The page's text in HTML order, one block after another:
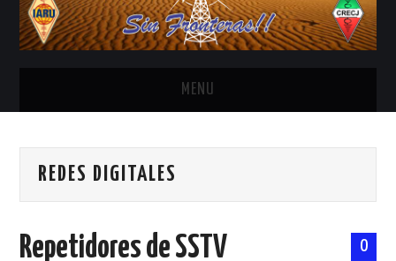
MENU
ANTENAS Y ACCESORIOS
REDES DIGITALES
0
Repetidores de SSTV